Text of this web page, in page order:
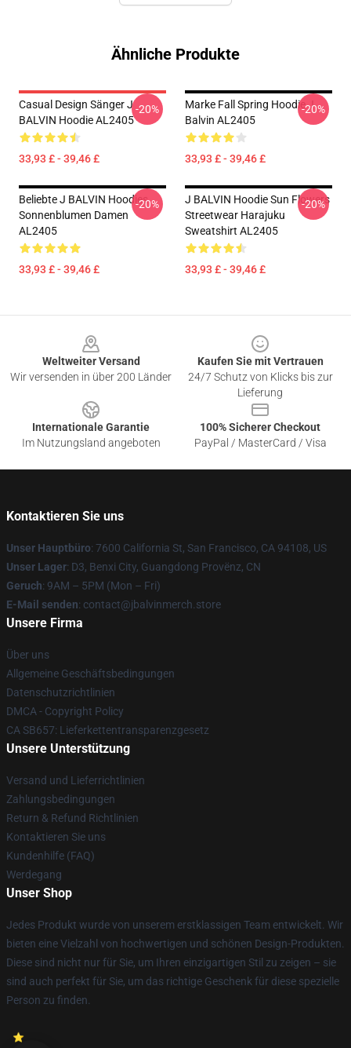
Ähnliche Produkte
Casual Design Sänger J
BALVIN Hoodie AL2405
33,93 £ - 39,46 £
-20%
Marke Fall Spring Hoodie J
Balvin AL2405
33,93 £ - 39,46 £
-20%
Beliebte J BALVIN Hoodies
Sonnenblumen Damen
AL2405
33,93 £ - 39,46 £
-20%
J BALVIN Hoodie Sun Flowers
Streetwear Harajuku
Sweatshirt AL2405
33,93 £ - 39,46 £
-20%
Weltweiter Versand
Wir versenden in über 200 Länder
Kaufen Sie mit Vertrauen
24/7 Schutz von Klicks bis zur
Lieferung
Internationale Garantie
Im Nutzungsland angeboten
100% Sicherer Checkout
PayPal / MasterCard / Visa
Kontaktieren Sie uns
Unser Hauptbüro: 7600 California St, San Francisco, CA 94108, US
Unser Lager: D3, Benxi City, Guangdong Provënz, CN
Geruch: 9AM – 5PM (Mon – Fri)
E-Mail senden: contact@jbalvinmerch.store
Unsere Firma
Über uns
Allgemeine Geschäftsbedingungen
Datenschutzrichtlinien
DMCA - Copyright Policy
CA SB657: Lieferkettentransparenzgesetz
Unsere Unterstützung
Versand und Lieferrichtlinien
Zahlungsbedingungen
Return & Refund Richtlinien
Kontaktieren Sie uns
Kundenhilfe (FAQ)
Werdegang
Unser Shop
Jedes Produkt wurde von unserem erstklassigen Team entwickelt. Wir
bieten eine Vielzahl von hochwertigen und schönen Design-Produkten.
Diese sind nicht nur für Sie, um Ihren einzigartigen Stil zu zeigen – sie
sind auch perfekt für Sie, um das richtige Geschenk für diese spezielle
Person zu finden.